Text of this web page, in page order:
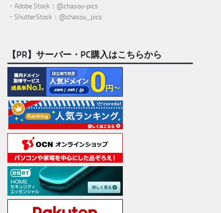
・Adobe Stock：@chasou-pics
・ShutterStock：@chasou_pics
【PR】サーバー・PC購入はこちらから